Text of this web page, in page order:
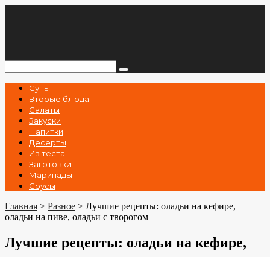
Супы
Вторые блюда
Салаты
Закуски
Напитки
Десерты
Из теста
Заготовки
Маринады
Соусы
Главная > Разное > Лучшие рецепты: оладьи на кефире,
оладьи на пиве, оладьи с творогом
Лучшие рецепты: оладьи на кефире,